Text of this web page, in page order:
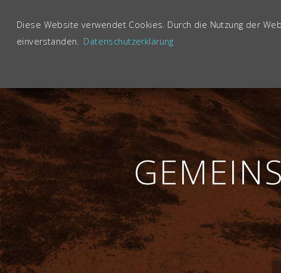
Diese Website verwendet Cookies. Durch die Nutzung der
einverstanden. Datenschutzerklärung